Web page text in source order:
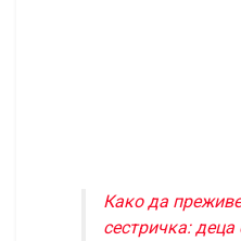
Како да
сестричка: деца